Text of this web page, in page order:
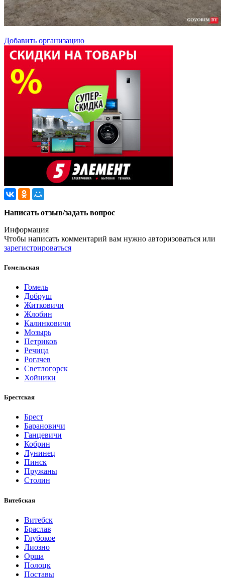
Добавить организацию
Написать отзыв/задать вопрос
Информация
Чтобы написать комментарий вам нужно авторизоваться или
зарегистрироваться
Гомельская
Гомель
Добруш
Житковичи
Жлобин
Калинковичи
Мозырь
Петриков
Речица
Рогачев
Светлогорск
Хойники
Брестская
Брест
Барановичи
Ганцевичи
Кобрин
Лунинец
Пинск
Пружаны
Столин
Витебская
Витебск
Браслав
Глубокое
Лиозно
Орша
Полоцк
Поставы